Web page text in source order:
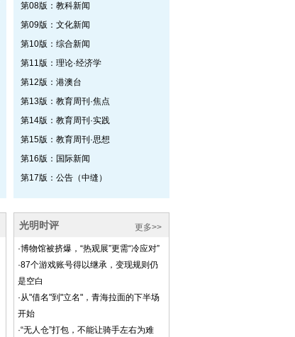
第08版：教科新闻
第09版：文化新闻
第10版：综合新闻
第11版：理论·经济学
第12版：港澳台
第13版：教育周刊·焦点
第14版：教育周刊·实践
第15版：教育周刊·思想
第16版：国际新闻
第17版：公告（中缝）